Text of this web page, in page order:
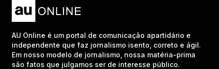
AU Online é um portal de comunicação apartidário e
independente que faz jornalismo isento, correto e ágil.
Em nosso modelo de jornalismo, nossa matéria-prima
são fatos que julgamos ser de interesse público.